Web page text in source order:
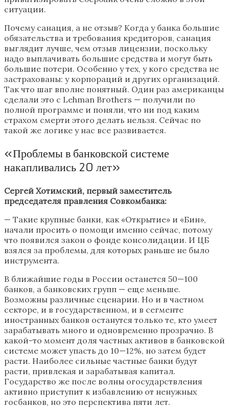
ситуации.
Почему санация, а не отзыв? Когда у банка большие
обязательства и требования кредиторов, санация
выглядит лучше, чем отзыв лицензии, поскольку
надо выплачивать большие средства и могут быть
большие потери. Особенно у тех, у кого средства не
застрахованы: у корпораций и других организаций.
Так что шаг вполне понятный. Один раз американцы
сделали это с Lehman Brothers — получили по
полной программе и поняли, что ни под каким
страхом смерти этого делать нельзя. Сейчас по
такой же логике у нас все развивается.
«Проблемы в банковской системе
накапливались 20 лет»
Сергей Хотимский, первый заместитель
председателя правления Совкомбанка:
— Такие крупные банки, как «Открытие» и «Бин»,
начали просить о помощи именно сейчас, потому
что появился закон о фонде консолидации. И ЦБ
взялся за проблемы, для которых раньше не было
инструмента.
В ближайшие годы в России останется 50—100
банков, а банковских групп — еще меньше.
Возможны различные сценарии. Но и в частном
секторе, и в государственном, и в сегменте
иностранных банков останутся только те, кто умеет
зарабатывать много и одновременно прозрачно. В
какой-то момент доля частных активов в банковской
системе может упасть до 10—12%, но затем будет
расти. Наиболее сильные частные банки будут
расти, привлекая и зарабатывая капитал.
Государство же после волны огосударствления
активно приступит к избавлению от ненужных
госбанков, но это перспектива пяти лет.